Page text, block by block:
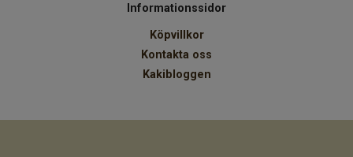
Informationssidor
Köpvillkor
Kontakta oss
Kakibloggen